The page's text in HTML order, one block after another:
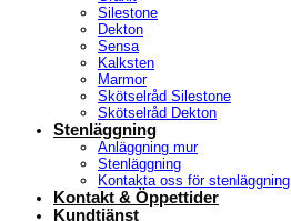
Silestone
Dekton
Sensa
Kalksten
Marmor
Skötselråd Silestone
Skötselråd Dekton
Stenläggning
Anläggning mur
Stenläggning
Kontakta oss för stenläggning
Kontakt & Öppettider
Kundtjänst